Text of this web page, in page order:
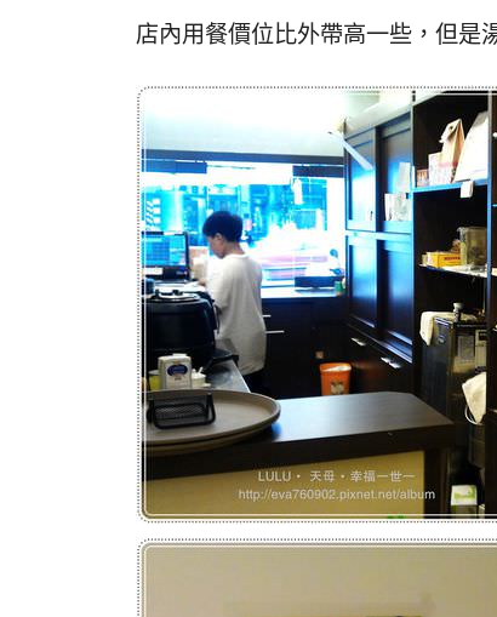
店內用餐價位比外帶高一些，但是